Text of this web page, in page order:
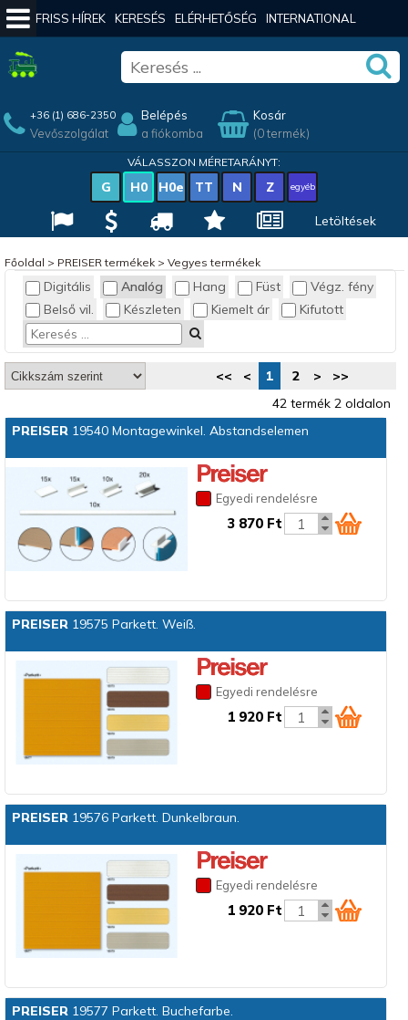
FRISS HÍREK KERESÉS ELÉRHETŐSÉG INTERNATIONAL
+36 (1) 686-2350
Vevőszolgálat
Belépés
a fiókomba
Kosár
(0 termék)
VÁLASSZON MÉRETARÁNYT:
G H0 H0e TT N Z egyéb
Letöltések
Főoldal > PREISER termékek> Vegyes termékek
Digitális Analóg Hang Füst
Végz. fény
Belső vil.
Készleten Kiemelt ár Kifutott
<< < 1 2 >
>>
42 termék 2 oldalon
PREISER19540 Montagewinkel. Abstandselemen
Egyedi rendelésre
3 870 Ft
PREISER19575 Parkett. Weiß.
Egyedi rendelésre
1 920 Ft
PREISER19576 Parkett. Dunkelbraun.
Egyedi rendelésre
1 920 Ft
PREISER19577 Parkett. Buchefarbe.